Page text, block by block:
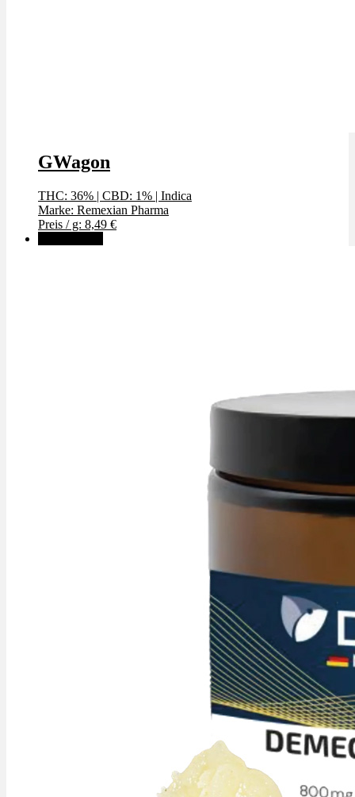
GWagon
THC: 36% | CBD: 1% | Indica
Marke: Remexian Pharma
Preis / g: 8,49 €